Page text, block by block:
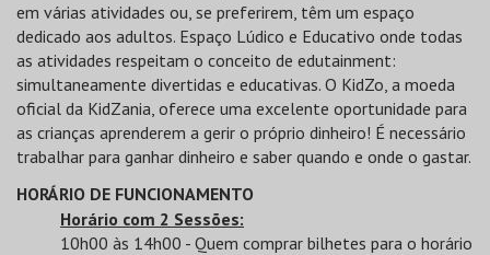
em várias atividades ou, se preferirem, têm um espaço
dedicado aos adultos. Espaço Lúdico e Educativo onde todas
as atividades respeitam o conceito de edutainment:
simultaneamente divertidas e educativas. O KidZo, a moeda
oficial da KidZania, oferece uma excelente oportunidade para
as crianças aprenderem a gerir o próprio dinheiro! É necessário
trabalhar para ganhar dinheiro e saber quando e onde o gastar.
HORÁRIO DE FUNCIONAMENTO
Horário com 2 Sessões:
10h00 às 14h00 - Quem comprar bilhetes para o horário